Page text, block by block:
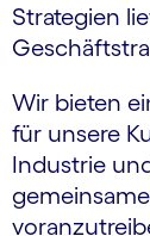
Strategien
Wir bieten
für unsere
Industrie